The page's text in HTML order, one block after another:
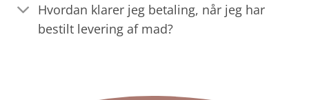
Hvordan klarer jeg betaling, når jeg har
bestilt levering af mad?